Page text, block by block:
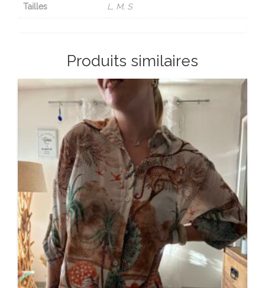
Tailles L, M, S
Produits similaires